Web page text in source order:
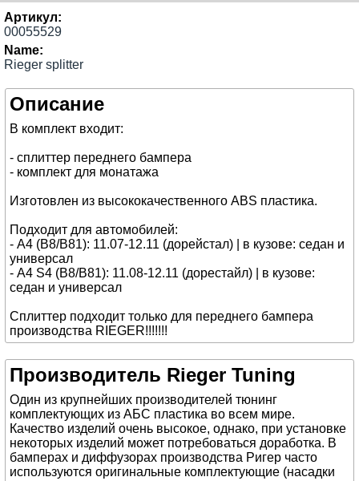
Артикул:
00055529
Name:
Rieger splitter
Описание
В комплект входит:
- сплиттер переднего бампера
- комплект для монатажа
Изготовлен из высококачественного ABS пластика.
Подходит для автомобилей:
- A4 (B8/B81): 11.07-12.11 (дорейстал) | в кузове: седан и
универсал
- A4 S4 (B8/B81): 11.08-12.11 (дорестайл) | в кузове:
седан и универсал
Сплиттер подходит только для переднего бампера
производства RIEGER!!!!!!!
Производитель Rieger Tuning
Один из крупнейших производителей тюнинг
комплектующих из АБС пластика во всем мире.
Качество изделий очень высокое, однако, при установке
некоторых изделий может потребоваться доработка. В
бамперах и диффузорах производства Ригер часто
используются оригинальные комплектующие (насадки